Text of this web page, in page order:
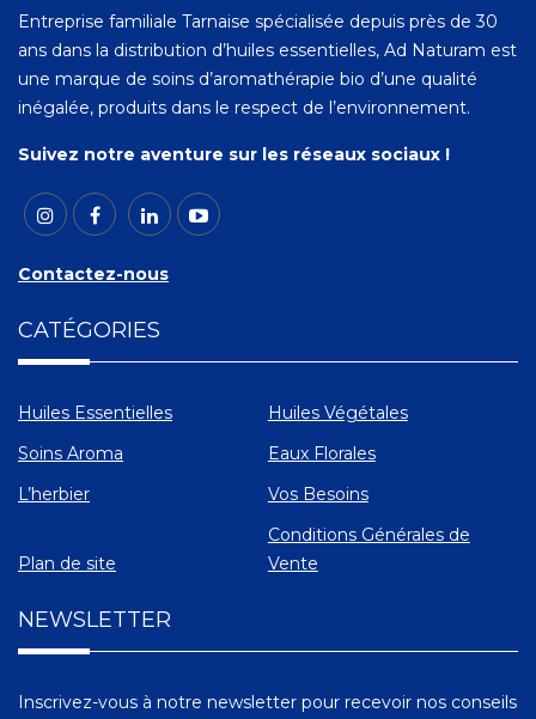
Entreprise familiale Tarnaise spécialisée depuis près de 30
ans dans la distribution d’huiles essentielles, Ad Naturam est
une marque de soins d’aromathérapie bio d’une qualité
inégalée, produits dans le respect de l’environnement.
Suivez notre aventure sur les réseaux sociaux !
Contactez-nous
CATÉGORIES
Huiles Essentielles
Huiles Végétales
Soins Aroma
Eaux Florales
L’herbier
Vos Besoins
Plan de site
Conditions Générales de
Vente
NEWSLETTER
Inscrivez-vous à notre newsletter pour recevoir nos conseils